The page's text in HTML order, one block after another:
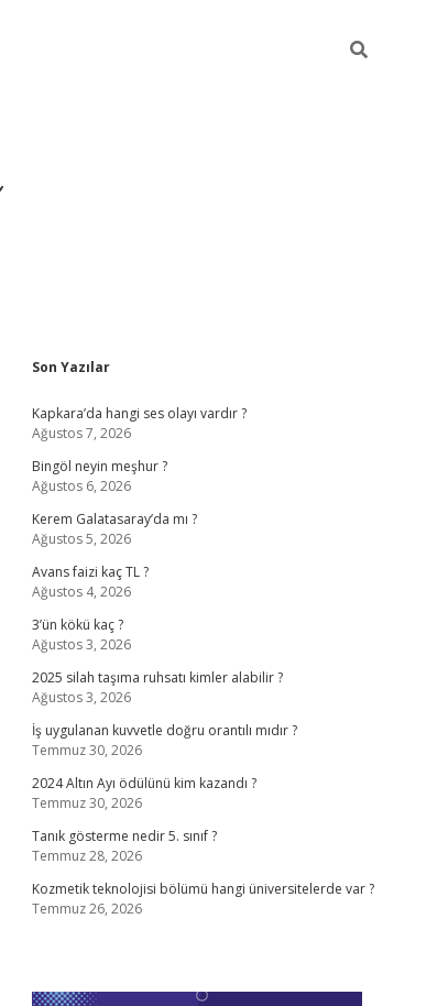
Sidebar
Son Yazılar
Kapkara’da hangi ses olayı vardır ?
Ağustos 7, 2026
Bingöl neyin meşhur ?
Ağustos 6, 2026
Kerem Galatasaray’da mı ?
Ağustos 5, 2026
Avans faizi kaç TL ?
Ağustos 4, 2026
3’ün kökü kaç ?
Ağustos 3, 2026
2025 silah taşıma ruhsatı kimler alabilir ?
Ağustos 3, 2026
İş uygulanan kuvvetle doğru orantılı mıdır ?
Temmuz 30, 2026
2024 Altın Ayı ödülünü kim kazandı ?
Temmuz 30, 2026
Tanık gösterme nedir 5. sınıf ?
Temmuz 28, 2026
Kozmetik teknolojisi bölümü hangi üniversitelerde var ?
Temmuz 26, 2026